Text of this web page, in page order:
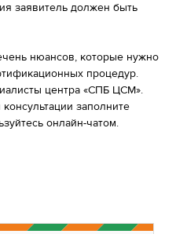
заявитель должен быть
нюансов, которые нужно
процедур.
центра «СПБ ЦСМ».
заполните
онлайн-чатом.